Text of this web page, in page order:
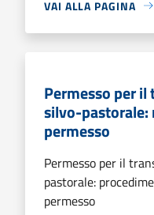
VAI ALLA PAGINA
Permesso per
silvo-pastorale:
permesso
Permesso per il
pastorale:
permesso